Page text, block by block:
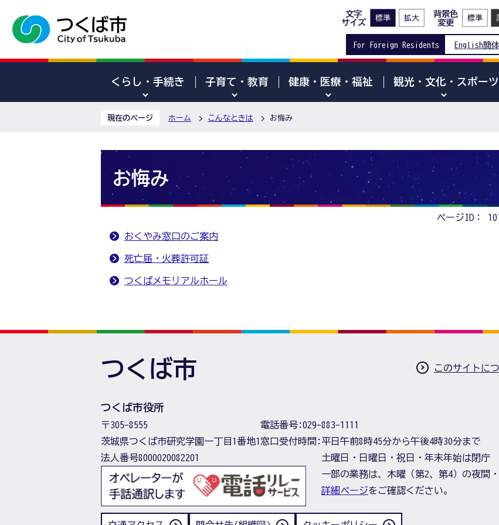
文字
サイズ
背景色
変更
For Foreign Residents English簡
くらし・手続き 子育て・教育 健康・医療・福祉 観光・文化・スポーツ
現在のページ ホーム こんなときは お悔み
お悔み
ページID：
おくやみ窓口のご案内
死亡届・火葬許可証
つくばメモリアルホール
つくば市 このサイトに
つくば市役所
〒305-8555
茨城県つくば市研究学園一丁目1番地1
法人番号8000020082201
電話番号:029-883-1111
窓口受付時間:平日午前8時45分から午後4時30分まで
土曜日・日曜日・祝日・年末年始は閉庁
一部の業務は、木曜（第2、第4）の夜間
詳細ページをご確認ください。